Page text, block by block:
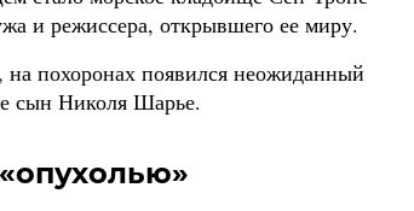
и режиссера, открывшего ее миру.
похоронах появился неожиданный
сын Николя Шарье.